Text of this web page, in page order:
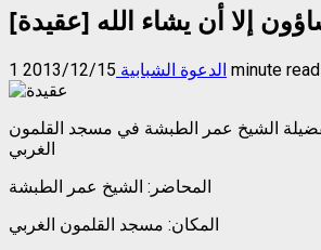
تشاؤون إلا أن يشاء الله
الدعوة الشبابية 2013/12/15 1 minute read
الشيخ عمر الطبشة في مسجد القلمون
الغربي
المحاضر: الشيخ عمر الطبشة
المكان: مسجد القلمون الغربي